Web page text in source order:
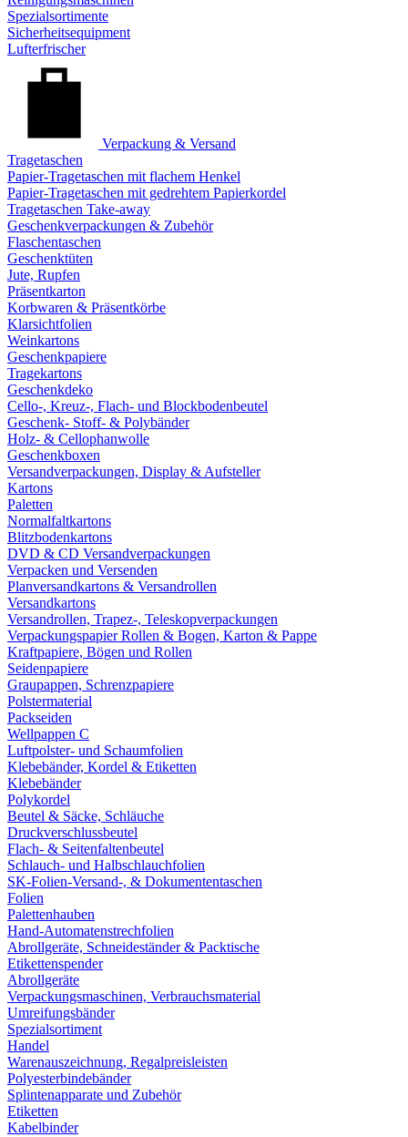
Spezialsortimente
Sicherheitsequipment
Lufterfrischer
Verpackung & Versand
Tragetaschen
Papier-Tragetaschen mit flachem Henkel
Papier-Tragetaschen mit gedrehtem Papierkordel
Tragetaschen Take-away
Geschenkverpackungen & Zubehör
Flaschentaschen
Geschenktüten
Jute, Rupfen
Präsentkarton
Korbwaren & Präsentkörbe
Klarsichtfolien
Weinkartons
Geschenkpapiere
Tragekartons
Geschenkdeko
Cello-, Kreuz-, Flach- und Blockbodenbeutel
Geschenk- Stoff- & Polybänder
Holz- & Cellophanwolle
Geschenkboxen
Versandverpackungen, Display & Aufsteller
Kartons
Paletten
Normalfaltkartons
Blitzbodenkartons
DVD & CD Versandverpackungen
Verpacken und Versenden
Planversandkartons & Versandrollen
Versandkartons
Versandrollen, Trapez-, Teleskopverpackungen
Verpackungspapier Rollen & Bogen, Karton & Pappe
Kraftpapiere, Bögen und Rollen
Seidenpapiere
Graupappen, Schrenzpapiere
Polstermaterial
Packseiden
Wellpappen C
Luftpolster- und Schaumfolien
Klebebänder, Kordel & Etiketten
Klebebänder
Polykordel
Beutel & Säcke, Schläuche
Druckverschlussbeutel
Flach- & Seitenfaltenbeutel
Schlauch- und Halbschlauchfolien
SK-Folien-Versand-, & Dokumententaschen
Folien
Palettenhauben
Hand-Automatenstrechfolien
Abrollgeräte, Schneideständer & Packtische
Etikettenspender
Abrollgeräte
Verpackungsmaschinen, Verbrauchsmaterial
Umreifungsbänder
Spezialsortiment
Handel
Warenauszeichnung, Regalpreisleisten
Polyesterbindebänder
Splintenapparate und Zubehör
Etiketten
Kabelbinder